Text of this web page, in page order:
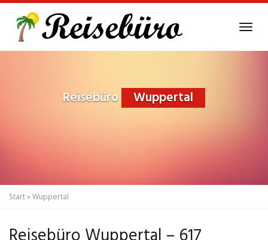
main
Reisebüro Wuppertal
Start»Wuppertal